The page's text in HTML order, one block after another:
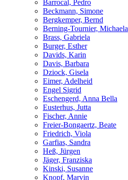
Barrocal, Pedro
Beckmann, Simone
Bergkemper, Bernd
Berning-Tournier, Michaela
Brass, Gabriela
Burger, Esther
Davids, Karin
Davis, Barbara
Dziock, Gisela
Eimer, Adelheid
Engel Sigrid
Eschengerd, Anna Bella
Eusterhus, Jutta
Fischer, Annie
Freier-Bongaertz, Beate
Friedrich, Viola
Garfias, Sandra
Heß, Jürgen
Jäger, Franziska
Kinski, Susanne
Knopf, Marvin